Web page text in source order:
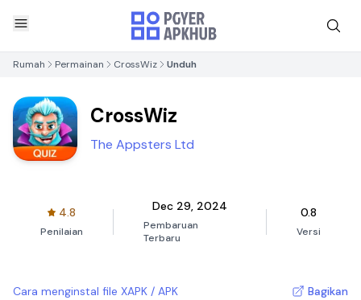
Rumah Permainan CrossWiz Unduh
CrossWiz
The Appsters Ltd
4.8
Penilaian
Dec 29, 2024
Pembaruan
Terbaru
0.8
Versi
Cara menginstal file XAPK / APK Bagikan